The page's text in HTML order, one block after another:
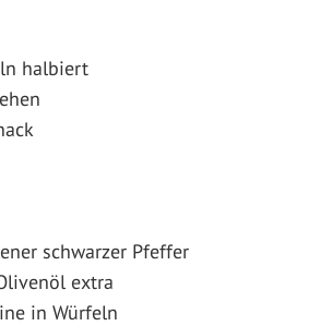
halbiert
schwarzer Pfeffer
extra
in Würfeln